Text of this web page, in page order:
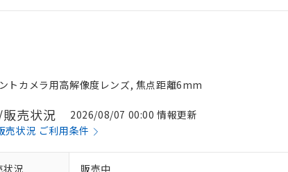
トカメラ用高解像度レンズ, 焦点距離6mm
売状況
2026/08/07 00:00 情報更新
売状況 ご利用条件
状況 販売中